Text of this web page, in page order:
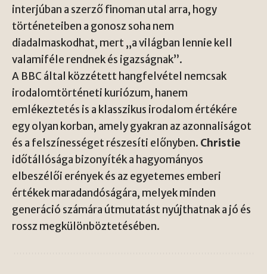
interjúban a szerző finoman utal arra, hogy
történeteiben a gonosz soha nem
diadalmaskodhat, mert „a világban lennie kell
valamiféle rendnek és igazságnak”.
A BBC által közzétett hangfelvétel nemcsak
irodalomtörténeti kuriózum, hanem
emlékeztetés is a klasszikus irodalom értékére
egy olyan korban, amely gyakran az azonnaliságot
és a felszínességet részesíti előnyben. Christie
időtállósága bizonyíték a hagyományos
elbeszélői erények és az egyetemes emberi
értékek maradandóságára, melyek minden
generáció számára útmutatást nyújthatnak a jó és
rossz megkülönböztetésében.